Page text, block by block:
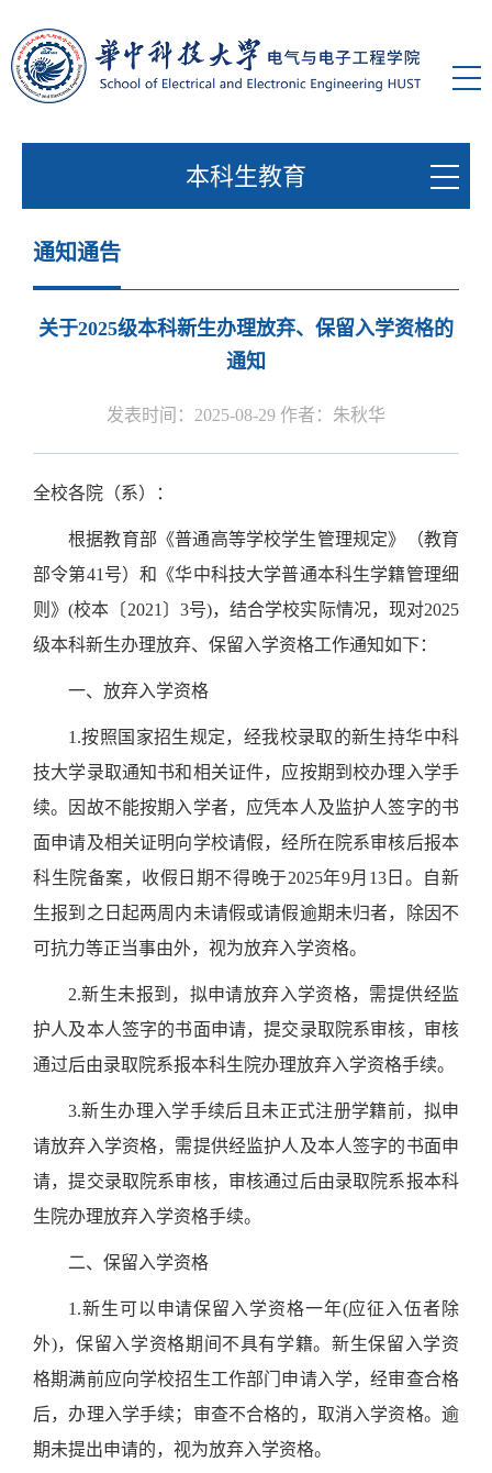
本科生教育
通知通告
关于2025级本科新生办理放弃、保留入学资格的
通知
发表时间：2025-08-29 作者：朱秋华
全校各院（系）：
根据教育部《普通高等学校学生管理规定》（教育
部令第41 号）和《华中科技大学普通本科生学籍管理细
则 》(校本〔2021 〕 3号)，结合学校实际情况，现对2025
级本科新生办理放弃、保留入学资格工作通知如下：
一、放弃入学资格
1.按照国家招生规定，经我校录取的新生持华中科
技大学录取通知书和相关证件，应按期到校办理入学手
续。因故不能按期入学者，应凭本人及监护人签字的书
面申请及相关证明向学校请假，经所在院系审核后报本
科生院备案，收假日期不得晚于2025年9月 13日 。自新
生报到之日起两周内未请假或请假逾期未归者，除因不
可抗力等正当事由外，视为放弃入学资格。
2.新生未报到，拟申请放弃入学资格，需提供经监
护人及本人签字的书面申请，提交录取院系审核，审核
通过后由录取院系报本科生院办理放弃入学资格手续。
3.新生办理入学手续后且未正式注册学籍前，拟申
请放弃入学资格，需提供经监护人及本人签字的书面申
请，提交录取院系审核，审核通过后由录取院系报本科
生院办理放弃入学资格手续。
二、保留入学资格
1.新生可以申请保留入学资格一年(应征入伍者除
外)，保留入学资格期间不具有学籍。新生保留入学资
格期满前应向学校招生工作部门申请入学，经审查合格
后，办理入学手续；审查不合格的，取消入学资格。逾
期未提出申请的，视为放弃入学资格。